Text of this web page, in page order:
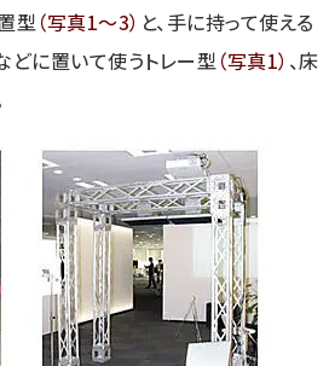
型（写真1～3） と、手に持って使える
どに置いて使うトレー型（写真1） 、床